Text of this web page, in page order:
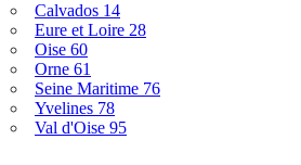
Calvados 14
Eure et Loire 28
Oise 60
Orne 61
Seine Maritime 76
Yvelines 78
Val d'Oise 95